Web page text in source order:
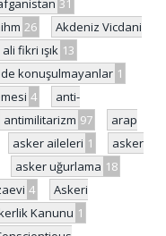
26
Akdeniz Vicdani
ali fikri ışık 13
konuşulmayanlar 1
4
anti-
antimilitarizm 97
arap
asker aileleri 1
asker
asker uğurlama 18
4
Askeri
Kanunu 1